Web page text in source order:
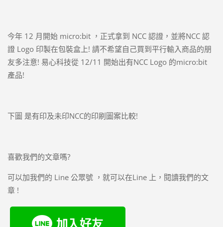
今年 12 月開始 micro:bit ，正式拿到 NCC 認證，並將NCC 認
證 Logo 印製在包裝盒上! 請不希望自己買到平行輸入商品的朋
友多注意! 易心科技從 12/11 開始出有NCC Logo 的micro:bit
產品!
下圖 是有印及未印NCC的印刷圖案比較!
喜歡我們的文章嗎?
可以加我們的 Line 公眾號 ，就可以在Line 上，閱讀我們的文
章 !